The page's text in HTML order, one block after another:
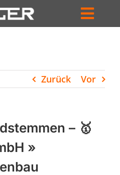
Zurück Vor
– 🥇
»